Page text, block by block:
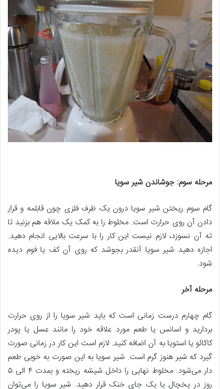
مرحله سوم: جوشاندن شیر سویا
گام سوم ریختن شیر سویا درون یک ظرف فلزی چون قابلمه و قرار
دادن آن روی حرارت است. مخلوط را به کمک یک ملاقه هم بزنید تا
ته آن نسوزد، لازم نیست این کار را با سرعت بالایی انجام دهید.
اجازه دهید شیر سویا آنقدر بجوشد که روی آن کف یا فوم دیده
شود.
مرحله آخر
گام چهارم درست زمانی است که باید شیر سویا را از روی حرارت
بردارید و اسانس یا طعم مورد علاقه خود را مانند عسل یا پودر
کاکائو یا استویا به آن اضافه کنید. لازم است این کار در زمانی صورت
گیرد که شیر هنوز گرم است. شیر سویا به این صورت به خوبی طعم
دار می‌شود. مخلوط نهایی را داخل شیشه ریخته و بمدت ۴ الی ۵
روز در یخچال یا یک جای خنک قرار دهید. شیر سویا را می‌توان